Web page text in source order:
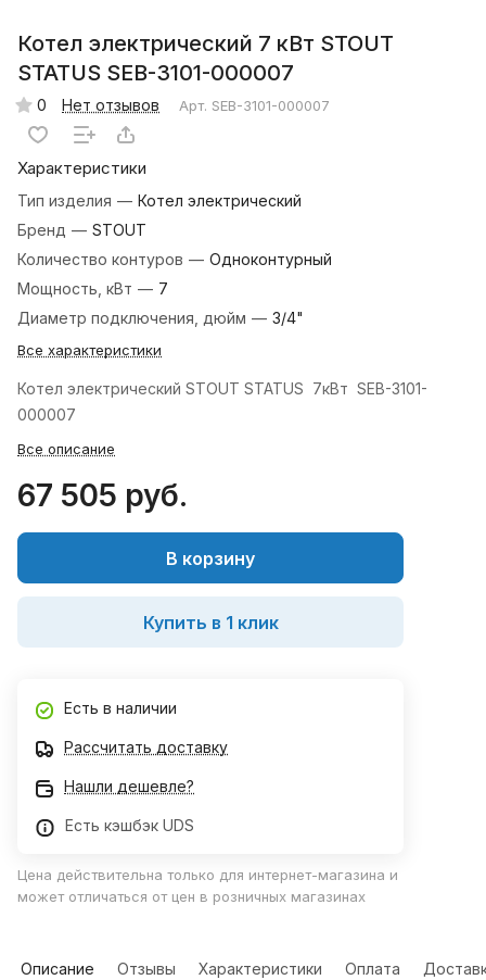
Котел электрический 7 кВт STOUT
STATUS SEB-3101-000007
0 Нет отзывов Арт. SEB-3101-000007
Характеристики
Тип изделия — Котел электрический
Бренд — STOUT
Количество контуров — Одноконтурный
Мощность, кВт — 7
Диаметр подключения, дюйм — 3/4"
Все характеристики
Котел электрический STOUT STATUS 7кВт SEB-3101-
000007
Все описание
67 505 руб.
В корзину
Купить в 1 клик
Есть в наличии
Рассчитать доставку
Нашли дешевле?
Есть кэшбэк UDS
Цена действительна только для интернет-магазина и
может отличаться от цен в розничных магазинах
Описание Отзывы Характеристики Оплата